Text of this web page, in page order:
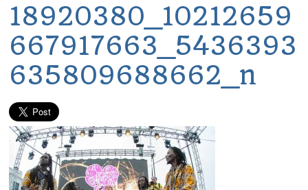
18920380_10212659
667917663_5436393
635809688662_n